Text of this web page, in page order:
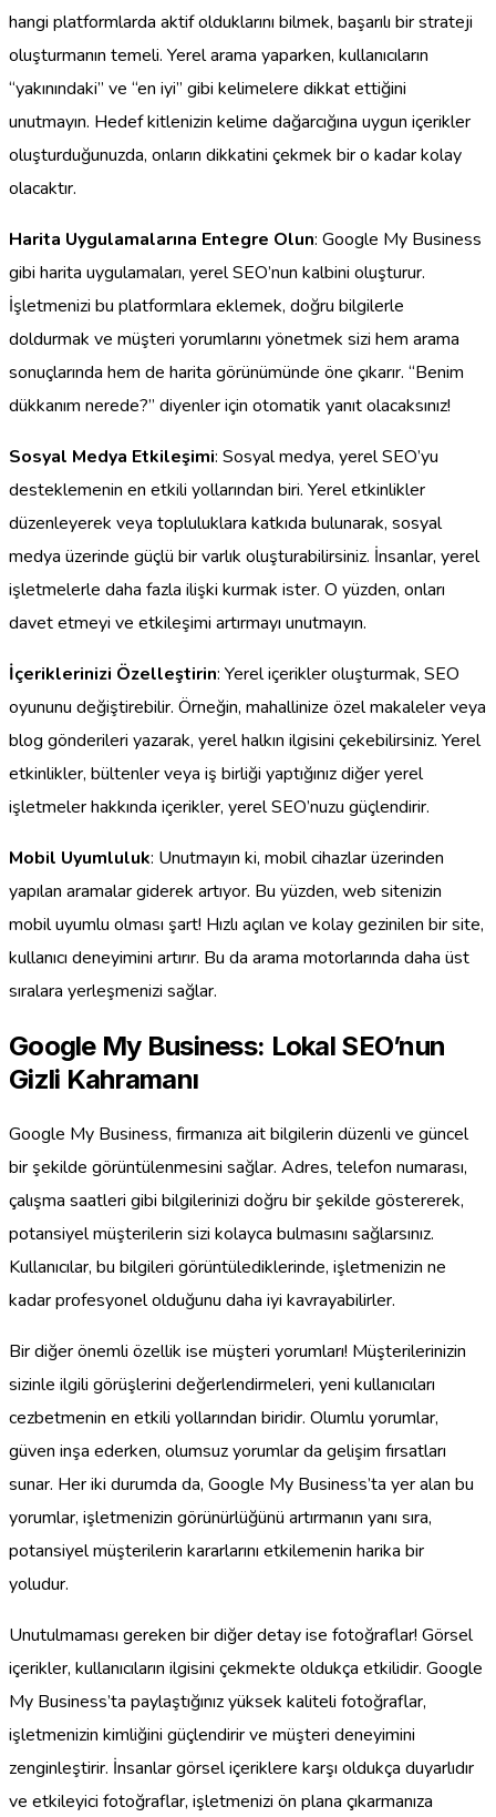
hangi platformlarda aktif olduklarını bilmek, başarılı bir strateji
oluşturmanın temeli. Yerel arama yaparken, kullanıcıların
“yakınındaki” ve “en iyi” gibi kelimelere dikkat ettiğini
unutmayın. Hedef kitlenizin kelime dağarcığına uygun içerikler
oluşturduğunuzda, onların dikkatini çekmek bir o kadar kolay
olacaktır.
Harita Uygulamalarına Entegre Olun: Google My Business
gibi harita uygulamaları, yerel SEO’nun kalbini oluşturur.
İşletmenizi bu platformlara eklemek, doğru bilgilerle
doldurmak ve müşteri yorumlarını yönetmek sizi hem arama
sonuçlarında hem de harita görünümünde öne çıkarır. “Benim
dükkanım nerede?” diyenler için otomatik yanıt olacaksınız!
Sosyal Medya Etkileşimi: Sosyal medya, yerel SEO’yu
desteklemenin en etkili yollarından biri. Yerel etkinlikler
düzenleyerek veya topluluklara katkıda bulunarak, sosyal
medya üzerinde güçlü bir varlık oluşturabilirsiniz. İnsanlar, yerel
işletmelerle daha fazla ilişki kurmak ister. O yüzden, onları
davet etmeyi ve etkileşimi artırmayı unutmayın.
İçeriklerinizi Özelleştirin: Yerel içerikler oluşturmak, SEO
oyununu değiştirebilir. Örneğin, mahallinize özel makaleler veya
blog gönderileri yazarak, yerel halkın ilgisini çekebilirsiniz. Yerel
etkinlikler, bültenler veya iş birliği yaptığınız diğer yerel
işletmeler hakkında içerikler, yerel SEO’nuzu güçlendirir.
Mobil Uyumluluk: Unutmayın ki, mobil cihazlar üzerinden
yapılan aramalar giderek artıyor. Bu yüzden, web sitenizin
mobil uyumlu olması şart! Hızlı açılan ve kolay gezinilen bir site,
kullanıcı deneyimini artırır. Bu da arama motorlarında daha üst
sıralara yerleşmenizi sağlar.
Google My Business: Lokal SEO’nun
Gizli Kahramanı
Google My Business, firmanıza ait bilgilerin düzenli ve güncel
bir şekilde görüntülenmesini sağlar. Adres, telefon numarası,
çalışma saatleri gibi bilgilerinizi doğru bir şekilde göstererek,
potansiyel müşterilerin sizi kolayca bulmasını sağlarsınız.
Kullanıcılar, bu bilgileri görüntülediklerinde, işletmenizin ne
kadar profesyonel olduğunu daha iyi kavrayabilirler.
Bir diğer önemli özellik ise müşteri yorumları! Müşterilerinizin
sizinle ilgili görüşlerini değerlendirmeleri, yeni kullanıcıları
cezbetmenin en etkili yollarından biridir. Olumlu yorumlar,
güven inşa ederken, olumsuz yorumlar da gelişim fırsatları
sunar. Her iki durumda da, Google My Business’ta yer alan bu
yorumlar, işletmenizin görünürlüğünü artırmanın yanı sıra,
potansiyel müşterilerin kararlarını etkilemenin harika bir
yoludur.
Unutulmaması gereken bir diğer detay ise fotoğraflar! Görsel
içerikler, kullanıcıların ilgisini çekmekte oldukça etkilidir. Google
My Business’ta paylaştığınız yüksek kaliteli fotoğraflar,
işletmenizin kimliğini güçlendirir ve müşteri deneyimini
zenginleştirir. İnsanlar görsel içeriklere karşı oldukça duyarlıdır
ve etkileyici fotoğraflar, işletmenizi ön plana çıkarmanıza